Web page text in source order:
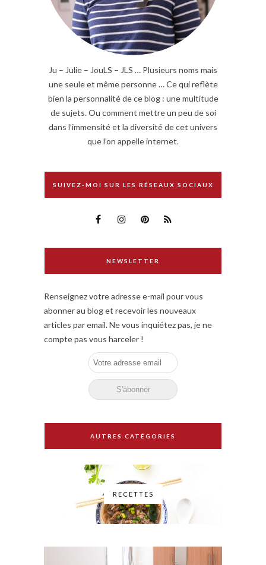
Ju – Julie – JouLS – JLS … Plusieurs noms mais
une seule et même personne … Ce qui reflète
bien la personnalité de ce blog : une multitude
de sujets. Ou comment mettre un peu de soi
dans l’immensité et la diversité de cet univers
que l’on appelle internet.
SUIVEZ-MOI SUR LES RÉSEAUX SOCIAUX
NEWSLETTER
Renseignez votre adresse e-mail pour vous
abonner au blog et recevoir les nouveaux
articles par email. Ne vous inquiétez pas, je ne
compte pas vous harceler !
AUTRES CATÉGORIES
RECETTES